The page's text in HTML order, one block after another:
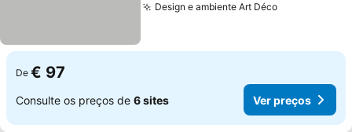
Design e ambiente Art Déco
De € 97
Consulte os preços de 6 sites Ver preços